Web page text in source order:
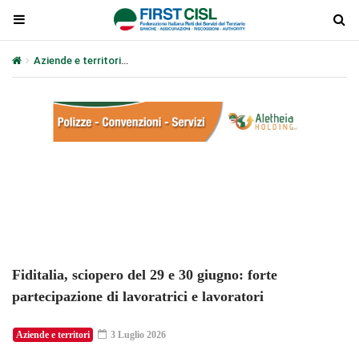
Aziende e territori
Fiditalia, sciopero del 29 e 30 giugno: forte
partecipazione di lavoratrici e lavoratori
Aziende e territori 3 Luglio 2026